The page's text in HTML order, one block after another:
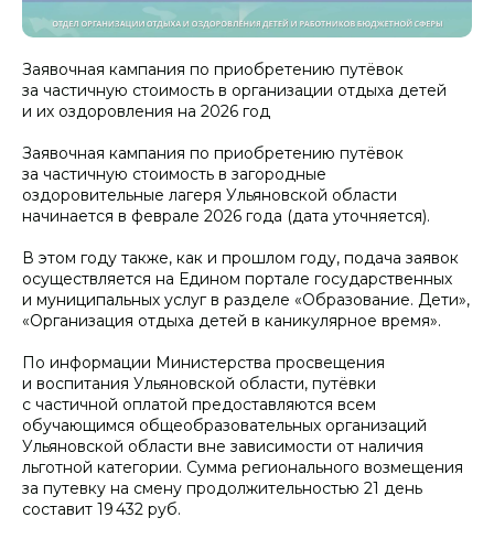
Заявочная кампания по приобретению путёвок
за частичную стоимость в организации отдыха детей
и их оздоровления на 2026 год
Заявочная кампания по приобретению путёвок
за частичную стоимость в загородные
оздоровительные лагеря Ульяновской области
начинается в феврале 2026 года (дата уточняется).
В этом году также, как и прошлом году, подача заявок
осуществляется на Едином портале государственных
и муниципальных услуг в разделе «Образование. Дети»,
«Организация отдыха детей в каникулярное время».
По информации Министерства просвещения
и воспитания Ульяновской области, путёвки
с частичной оплатой предоставляются всем
обучающимся общеобразовательных организаций
Ульяновской области вне зависимости от наличия
льготной категории. Сумма регионального возмещения
за путевку на смену продолжительностью 21 день
составит 19 432 руб.